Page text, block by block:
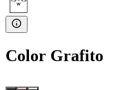
Color Grafito